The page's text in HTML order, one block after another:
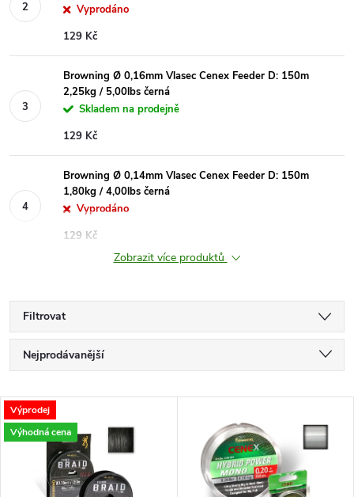
Vyprodáno
129 Kč
Browning Ø 0,16mm Vlasec Cenex Feeder D: 150m
2,25kg / 5,00lbs černá
Skladem na prodejně
129 Kč
Browning Ø 0,14mm Vlasec Cenex Feeder D: 150m
1,80kg / 4,00lbs černá
Vyprodáno
129 Kč
Zobrazit více produktů
Filtrovat
Ř
a
z
Nejprodávanější
Nejdražší
Abecedně
V
ý
Výprodej
Výhodná cena